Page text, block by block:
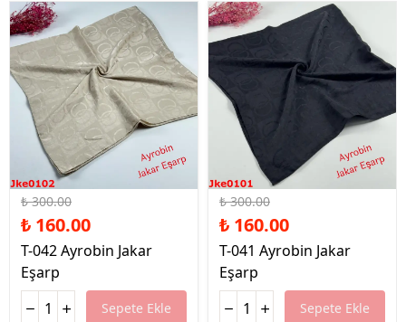
%47 İndirim
₺ 300.00
₺ 160.00
T-042 Ayrobin Jakar
Eşarp
Sepete Ekle
%47 İndirim
₺ 300.00
₺ 160.00
T-041 Ayrobin Jakar
Eşarp
Sepete Ekle